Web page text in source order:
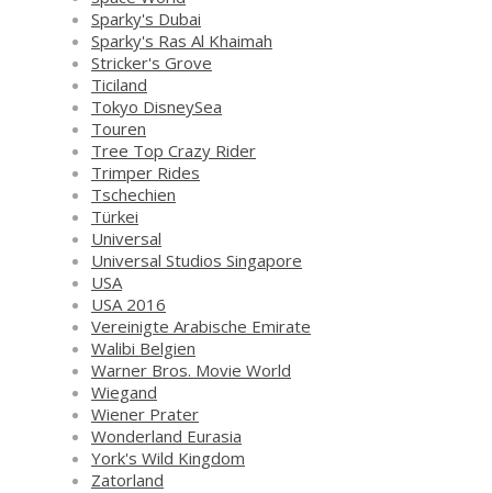
Sparky's Dubai
Sparky's Ras Al Khaimah
Stricker's Grove
Ticiland
Tokyo DisneySea
Touren
Tree Top Crazy Rider
Trimper Rides
Tschechien
Türkei
Universal
Universal Studios Singapore
USA
USA 2016
Vereinigte Arabische Emirate
Walibi Belgien
Warner Bros. Movie World
Wiegand
Wiener Prater
Wonderland Eurasia
York's Wild Kingdom
Zatorland